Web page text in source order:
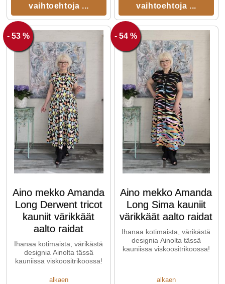
vaihtoehtoja ...
vaihtoehtoja ...
Aino mekko Amanda
Long Derwent tricot
kauniit värikkäät
aalto raidat
Ihanaa kotimaista, värikästä
designia Ainolta tässä
kauniissa viskoositrikoossa!
alkaen
- 53 %
Aino mekko Amanda
Long Sima kauniit
värikkäät aalto raidat
Ihanaa kotimaista, värikästä
designia Ainolta tässä
kauniissa viskoositrikoossa!
alkaen
- 54 %